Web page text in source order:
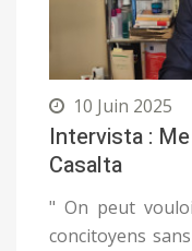
10 Juin 2025
Intervista :
Casalta
" On peut
concitoyens